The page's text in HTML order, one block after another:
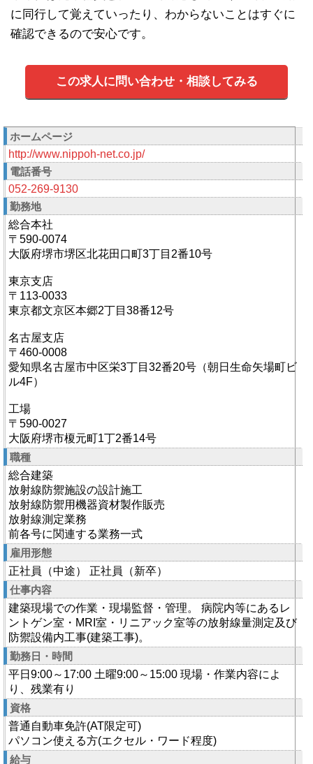
に同行して覚えていったり、わからないことはすぐに
確認できるので安心です。
この求人に問い合わせ・相談してみる
ホームページ
http://www.nippoh-net.co.jp/
電話番号
052-269-9130
勤務地
総合本社
〒590-0074
大阪府堺市堺区北花田口町3丁目2番10号
東京支店
〒113-0033
東京都文京区本郷2丁目38番12号
名古屋支店
〒460-0008
愛知県名古屋市中区栄3丁目32番20号（朝日生命矢場町ビ
ル4F）
工場
〒590-0027
大阪府堺市榎元町1丁2番14号
職種
総合建築
放射線防禦施設の設計施工
放射線防禦用機器資材製作販売
放射線測定業務
前各号に関連する業務一式
雇用形態
正社員（中途） 正社員（新卒）
仕事内容
建築現場での作業・現場監督・管理。 病院内等にあるレ
ントゲン室・MRI室・リニアック室等の放射線量測定及び
防禦設備内工事(建築工事)。
勤務日・時間
平日9:00～17:00 土曜9:00～15:00 現場・作業内容によ
り、残業有り
資格
普通自動車免許(AT限定可)
パソコン使える方(エクセル・ワード程度)
給与